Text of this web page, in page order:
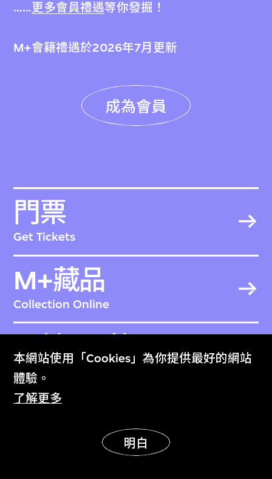
本網站使用「Cookies」為你提供最好的網站
體驗。
了解更多
明白
……更多會員禮遇等你發掘！
M+會籍禮遇於2026年7月更新
成為會員
門票
Get Tickets
M+藏品
Collection Online
關於M+藏品
About the Collection
M+雜誌